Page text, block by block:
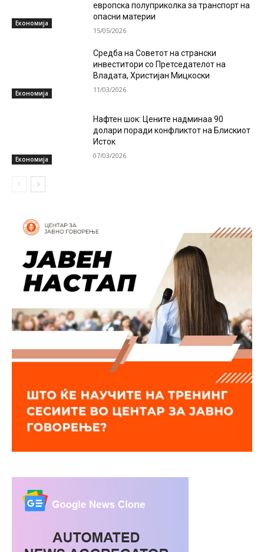
Економија
европска полуприколка за транспорт на
опасни материи
15/05/2026
Економија
Средба на Советот на странски
инвеститори со Претседателот на
Владата, Христијан Мицкоски
11/03/2026
Економија
Нафтен шок: Цените надминаа 90
долари поради конфликтот на Блискиот
Исток
07/03/2026